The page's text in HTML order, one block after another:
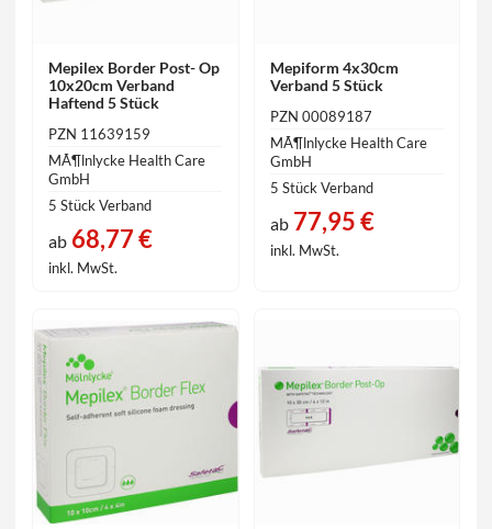
Mepilex Border Post- Op
10x20cm Verband
Haftend 5 Stück
PZN 11639159
MÃ¶lnlycke Health Care
GmbH
5 Stück Verband
ab 68,77 €
inkl. MwSt.
Mepiform 4x30cm
Verband 5 Stück
PZN 00089187
MÃ¶lnlycke Health Care
GmbH
5 Stück Verband
ab77,95 €
inkl. MwSt.